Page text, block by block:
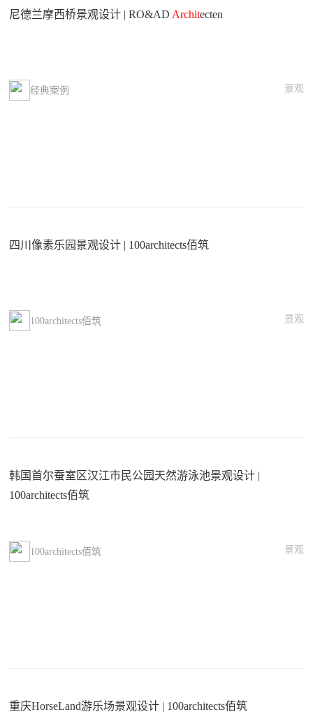
尼德兰摩西桥景观设计 | RO&AD Architecten
经典案例 景观
四川像素乐园景观设计 | 100architects佰筑
100architects佰筑 景观
韩国首尔蚕室区汉江市民公园天然游泳池景观设计 |
100architects佰筑
100architects佰筑 景观
重庆HorseLand游乐场景观设计 | 100architects佰筑